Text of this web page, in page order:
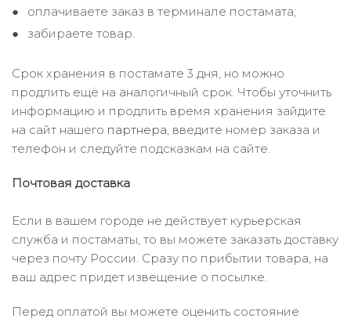
оплачиваете заказ в терминале постамата;
забираете товар.
Срок хранения в постамате 3 дня, но можно
продлить ещё на аналогичный срок. Чтобы уточнить
информацию и продлить время хранения зайдите
на сайт нашего партнера, введите номер заказа и
телефон и следуйте подсказкам на сайте.
Почтовая доставка
Если в вашем городе не действует курьерская
служба и постаматы, то вы можете заказать доставку
через почту России. Сразу по прибытии товара, на
ваш адрес придет извещение о посылке.
Перед оплатой вы можете оценить состояние